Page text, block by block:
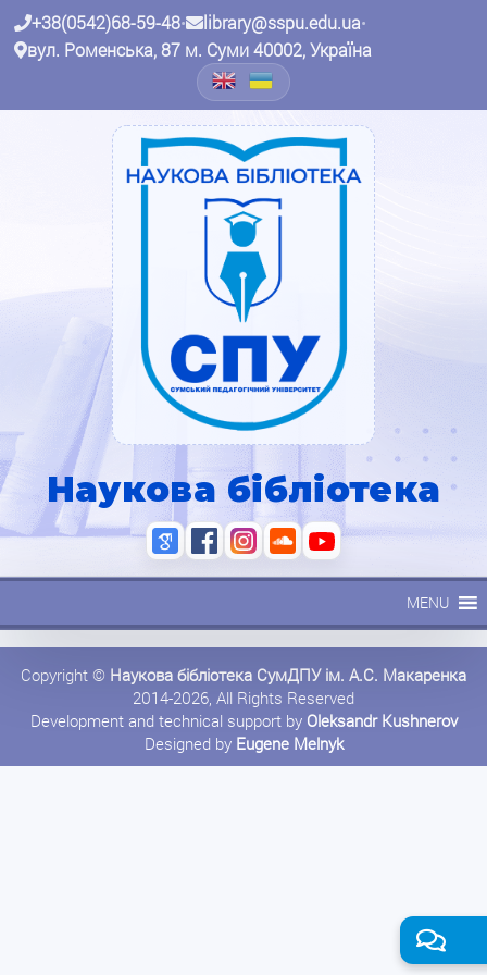
+38(0542)68-59-48• library@sspu.edu.ua•
вул. Роменська, 87 м. Суми 40002, Україна
Наукова бібліотека
MENU
Copyright © Наукова бібліотека СумДПУ ім. А.С. Макаренка
2014-2026, All Rights Reserved
Development and technical support by Oleksandr Kushnerov
Designed by Eugene Melnyk